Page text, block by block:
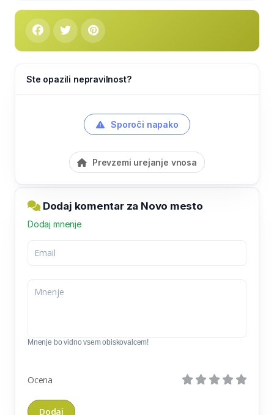
Ste opazili nepravilnost?
Sporoči napako
Prevzemi urejanje vnosa
Dodaj komentar za Novo mesto
Dodaj mnenje
Mnenje bo vidno vsem obiskovalcem!
Ocena